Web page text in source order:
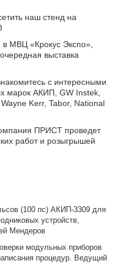
наш стенд на
МВЦ «Крокус Экспо»,
выставка
с интересными
марок АКИП, GW Instek,
Kerr, Tabor, National
ПРИСТ проведет
работ и розыгрышей
(100 пс) АКИП-3309 для
устройств,
Мендеров
модульных приборов
процедур. Ведущий